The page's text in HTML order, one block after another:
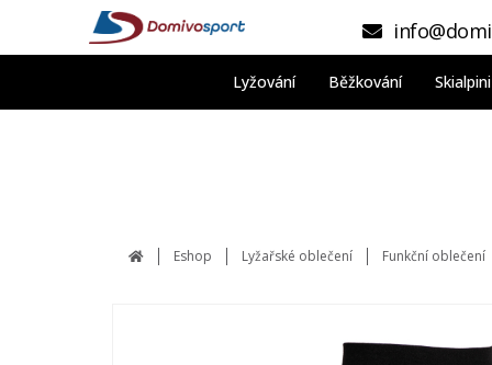
Lyžování Běžkování
Eshop Lyžařské oblečení Funkční oblečení